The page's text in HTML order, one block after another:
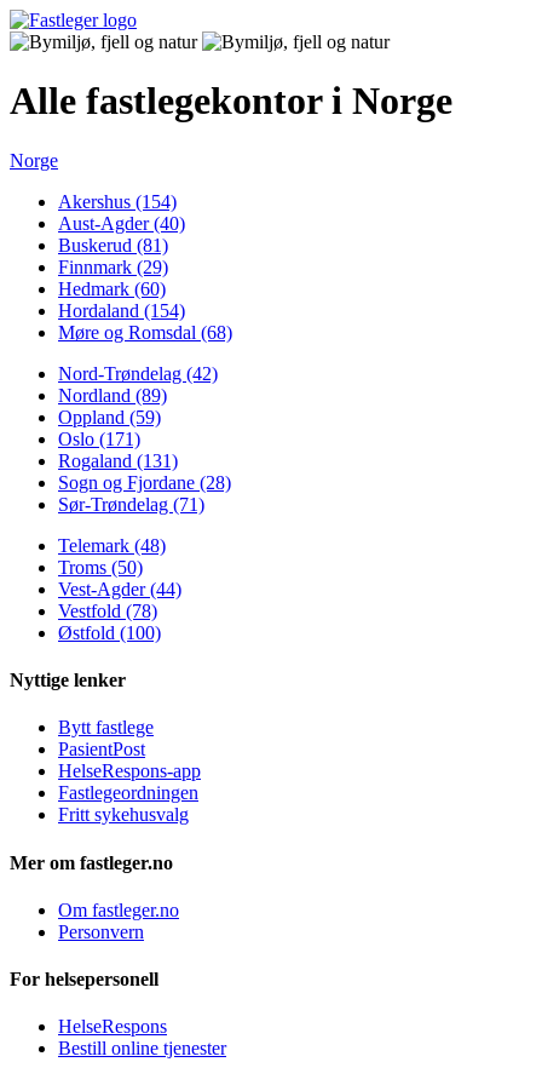
Alle fastlegekontor i Norge
Norge
Akershus (154)
Aust-Agder (40)
Buskerud (81)
Finnmark (29)
Hedmark (60)
Hordaland (154)
Møre og Romsdal (68)
Nord-Trøndelag (42)
Nordland (89)
Oppland (59)
Oslo (171)
Rogaland (131)
Sogn og Fjordane (28)
Sør-Trøndelag (71)
Telemark (48)
Troms (50)
Vest-Agder (44)
Vestfold (78)
Østfold (100)
Nyttige lenker
Bytt fastlege
PasientPost
HelseRespons-app
Fastlegeordningen
Fritt sykehusvalg
Mer om fastleger.no
Om fastleger.no
Personvern
For helsepersonell
HelseRespons
Bestill online tjenester